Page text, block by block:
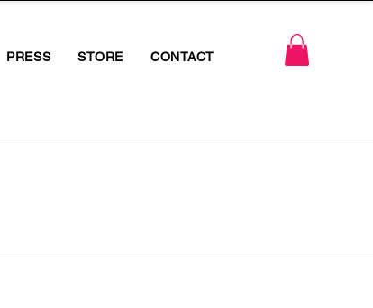
PRESS STORE CONTACT